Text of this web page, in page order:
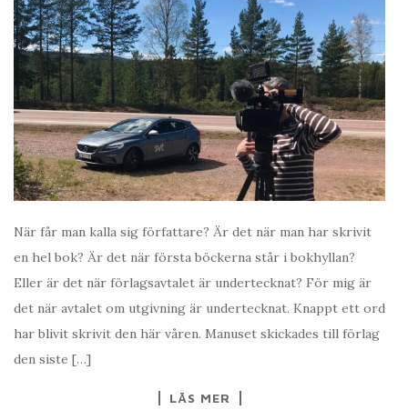
När får man kalla sig författare? Är det när man har skrivit
en hel bok? Är det när första böckerna står i bokhyllan?
Eller är det när förlagsavtalet är undertecknat? För mig är
det när avtalet om utgivning är undertecknat. Knappt ett ord
har blivit skrivit den här våren. Manuset skickades till förlag
den siste […]
LÄS MER